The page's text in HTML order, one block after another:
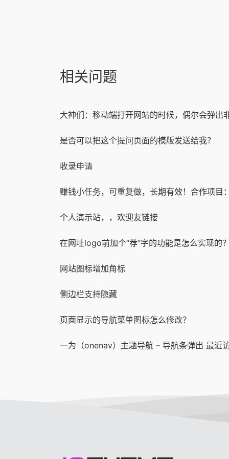
相关问题
大神们：移动端打开网站的时候，偶尔会弹出
是否可以把这个提问页面的模版发送给我？
收录申请
个人演示站，，欢迎友链接
在网址logo前加个“荐”字的功能是怎么实现的
网站图标增加角标
侧边栏支持隐藏
页面显示的导航菜单图标怎么修改？